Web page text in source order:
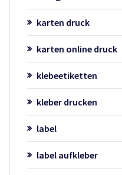
karten druck
karten online druck
klebeetiketten
kleber drucken
label
label aufkleber